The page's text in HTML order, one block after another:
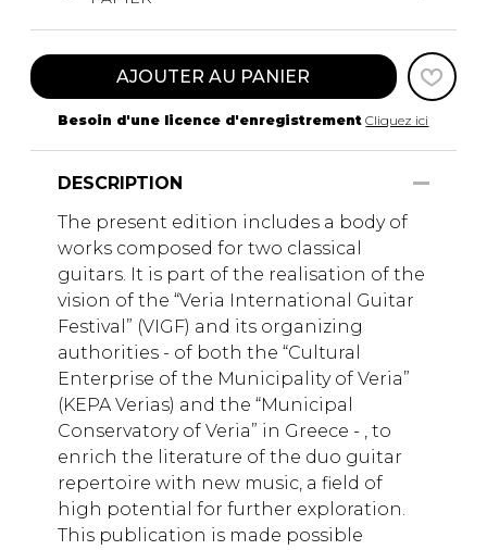
AJOUTER AU PANIER
Besoin d'une licence d'enregistrement Cliquez ici
DESCRIPTION
The present edition includes a body of
works composed for two classical
guitars. It is part of the realisation of the
vision of the “Veria International Guitar
Festival” (VIGF) and its organizing
authorities - of both the “Cultural
Enterprise of the Municipality of Veria”
(KEPA Verias) and the “Municipal
Conservatory of Veria” in Greece - , to
enrich the literature of the duo guitar
repertoire with new music, a field of
high potential for further exploration.
This publication is made possible